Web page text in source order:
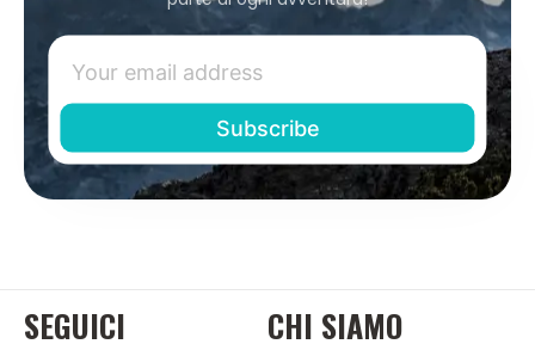
SEGUICI CHI SIAMO